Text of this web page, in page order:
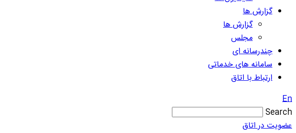
گزارش ها
گزارش ها
مجلس
چندرسانه ای
سامانه های خدماتی
ارتباط با اتاق
En
Search
عضویت در اتاق